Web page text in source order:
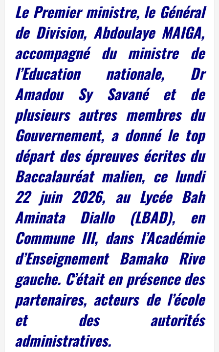
Le Premier ministre, le Général
de Division, Abdoulaye MAIGA,
accompagné du ministre de
l’Education nationale, Dr
Amadou Sy Savané et de
plusieurs autres membres du
Gouvernement, a donné le top
départ des épreuves écrites du
Baccalauréat malien, ce lundi
22 juin 2026, au Lycée Bah
Aminata Diallo (LBAD), en
Commune III, dans l’Académie
d’Enseignement Bamako Rive
gauche. C’était en présence des
partenaires, acteurs de l’école
et des autorités
administratives.